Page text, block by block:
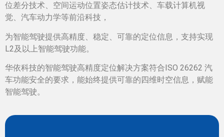
位差分技术、空间运动位置姿态估计技术、车载计算机视
觉、汽车动力学等前沿科技，
为智能驾驶提供高精度、稳定、可靠的定位信息，支持实现
L2及以上智能驾驶功能。
华依科技的智能驾驶高精度定位解决方案符合ISO 26262 汽
车功能安全的要求，能始终提供可靠的四维时空信息，赋能
智能驾驶。